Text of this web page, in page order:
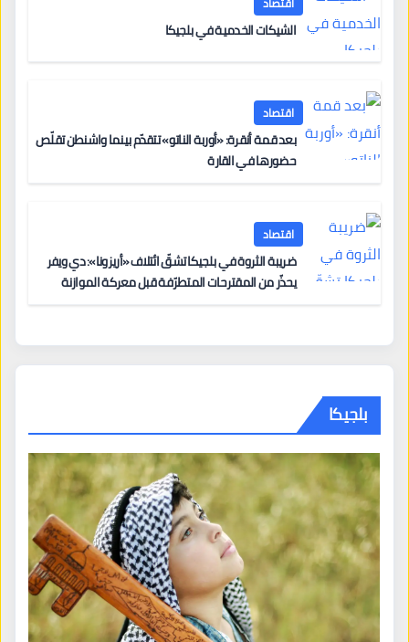
الشيكات الخدمية في بلجيكا
اقتصاد
بعد قمة أنقرة: «أوربة الناتو» تتقدّم بينما واشنطن تقلّص
حضورها في القارة
اقتصاد
ضريبة الثروة في بلجيكا تشقّ ائتلاف «أريزونا»: دي ويفر
يحذّر من المقترحات المتطرّفة قبل معركة الموازنة
بلجيكا